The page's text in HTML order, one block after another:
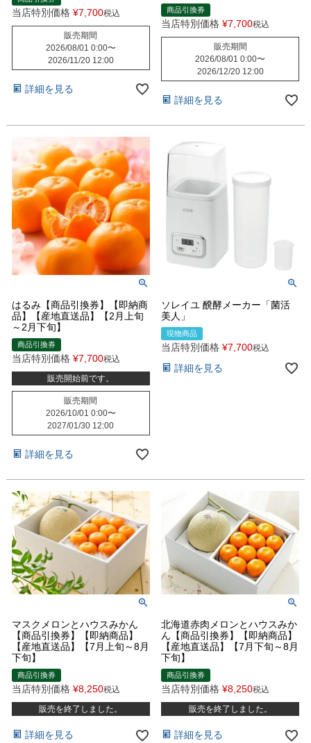
当店特別価格 ¥7,700税込
販売期間
2026/08/01 0:00〜
2026/11/20 12:00
詳細を見る
商品引換券
当店特別価格 ¥7,700税込
販売期間
2026/08/01 0:00〜
2026/12/20 12:00
詳細を見る
はるみ【商品引換券】【即納商
品】【産地直送品】【2月上旬
～2月下旬】
商品引換券
当店特別価格 ¥7,700税込
販売開始前です。
販売期間
2026/10/01 0:00〜
2027/01/30 12:00
詳細を見る
ソレイユ 醗酵メーカー「菌活
美人」
現物商品
当店特別価格 ¥7,700税込
詳細を見る
マスクメロンとハウスみかん
【商品引換券】【即納商品】
【産地直送品】【7月上旬～8月
下旬】
商品引換券
当店特別価格 ¥8,250税込
販売を終了しました。
詳細を見る
北海道赤肉メロンとハウスみか
ん【商品引換券】【即納商品】
【産地直送品】【7月下旬～8月
下旬】
商品引換券
当店特別価格 ¥8,250税込
販売を終了しました。
詳細を見る